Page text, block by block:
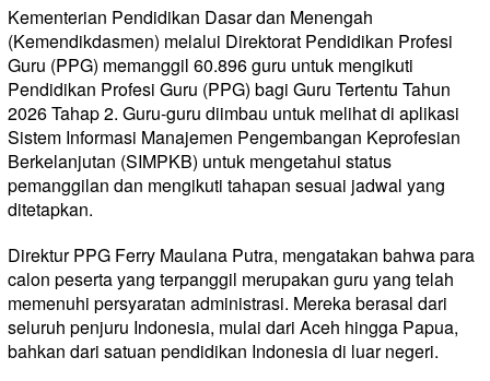
Kementerian Pendidikan Dasar dan Menengah
(Kemendikdasmen) melalui Direktorat Pendidikan Profesi
Guru (PPG) memanggil 60.896 guru untuk mengikuti
Pendidikan Profesi Guru (PPG) bagi Guru Tertentu Tahun
2026 Tahap 2. Guru-guru diimbau untuk melihat di aplikasi
Sistem Informasi Manajemen Pengembangan Keprofesian
Berkelanjutan (SIMPKB) untuk mengetahui status
pemanggilan dan mengikuti tahapan sesuai jadwal yang
ditetapkan.
Direktur PPG Ferry Maulana Putra, mengatakan bahwa para
calon peserta yang terpanggil merupakan guru yang telah
memenuhi persyaratan administrasi. Mereka berasal dari
seluruh penjuru Indonesia, mulai dari Aceh hingga Papua,
bahkan dari satuan pendidikan Indonesia di luar negeri.